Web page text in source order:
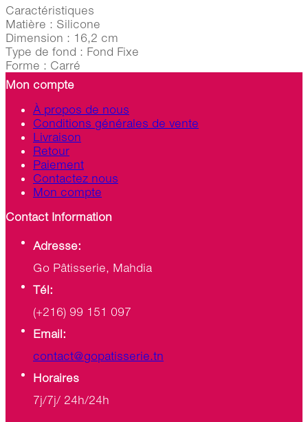
Caractéristiques
Matière : Silicone
Dimension : 16,2 cm
Type de fond : Fond Fixe
Forme : Carré
Mon compte
À propos de nous
Conditions générales de vente
Livraison
Retour
Paiement
Contactez nous
Mon compte
Contact Information
Adresse:
Go Pâtisserie, Mahdia
Tél:
(+216) 99 151 097
Email:
contact@gopatisserie.tn
Horaires
7j/7j/ 24h/24h